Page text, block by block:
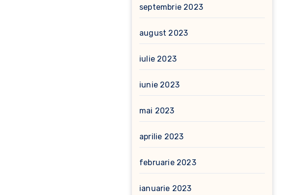
septembrie 2023
august 2023
iulie 2023
iunie 2023
mai 2023
aprilie 2023
februarie 2023
ianuarie 2023